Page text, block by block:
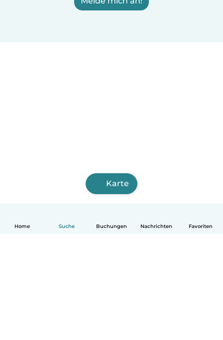
Home Suche Buchungen Nachrichten Favoriten
Karte